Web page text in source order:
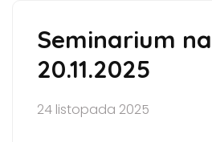
Seminarium
20.11.2025
24 listopada 2025